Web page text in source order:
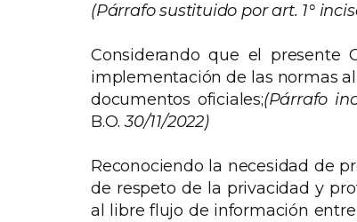
(Párrafo sustituido por art. 1°
Considerando que el
implementación de las normas
documentos oficiales;(Párrafo
B.O.30/11/2022)
Reconociendo la necesidad de
de respeto de la privacidad y
al libre flujo de información entre